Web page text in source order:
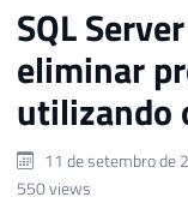
SQL
eliminar
utilizando
11 de setembro de
550 views